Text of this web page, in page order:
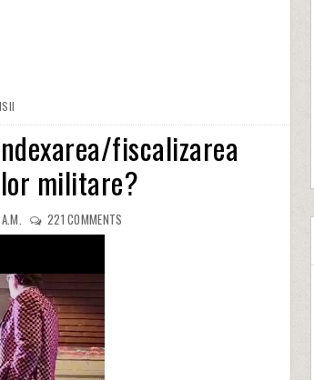
fiscalizarea
militare?
221 COMMENTS